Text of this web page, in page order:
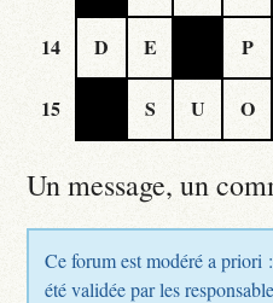
14 D E P
15 S U O
Un message, un
Ce forum est modéré a priori
été validée par les